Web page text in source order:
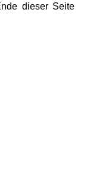
dieser Seite